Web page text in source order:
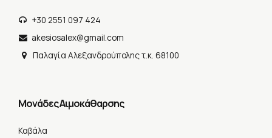
+30 2551 097 424
akesiosalex@gmail.com
Παλαγία Αλεξανδρούπολης τ.κ. 68100
Μονάδες Αιμοκάθαρσης
Καβάλα